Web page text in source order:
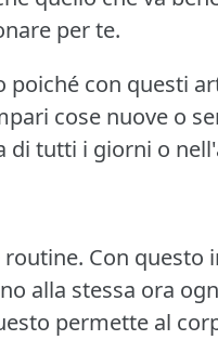
per te.
poiché con questi
cose nuove o
di tutti i giorni o
routine. Con questo
alla stessa ora
permette al